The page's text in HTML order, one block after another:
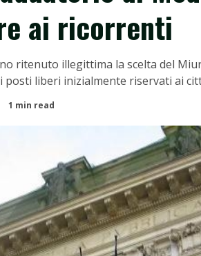
ai ricorrenti
ritenuto illegittima la scelta del
liberi inizialmente riservati ai
1 min read